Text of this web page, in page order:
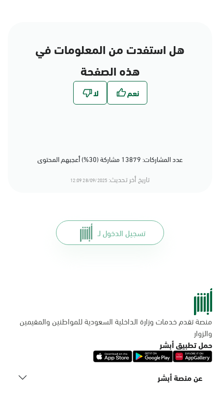
هل استفدت من المعلومات في
هذه الصفحة
عدد المشاركات: 13879 مشاركة (30%) أعجبهم المحتوى
تاريخ أخر تحديث: 28/09/2025 12:09
تسجيل الدخول لـ
منصة تقدم خدمات وزارة الداخلية السعودية للمواطنين والمقيمين
والزوار
حمل تطبيق أبشر
عن منصة أبشر